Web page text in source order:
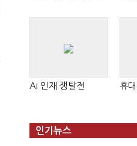
AI 인재 쟁탈전 휴
인기뉴스